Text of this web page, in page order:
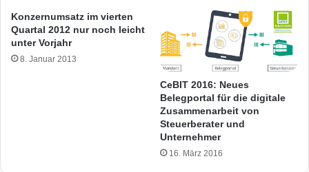
Konzernumsatz im vierten
Quartal 2012 nur noch leicht
unter Vorjahr
8. Januar 2013
CeBIT 2016: Neues
Belegportal für die digitale
Zusammenarbeit von
Steuerberater und
Unternehmer
16. März 2016